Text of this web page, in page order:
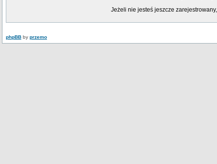
Jeżeli nie jesteś jeszcze
phpBB by przemo